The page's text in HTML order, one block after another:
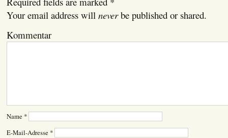
Your email address will neverbe published or shared.
Kommentar
Name *
E-Mail-Adresse *